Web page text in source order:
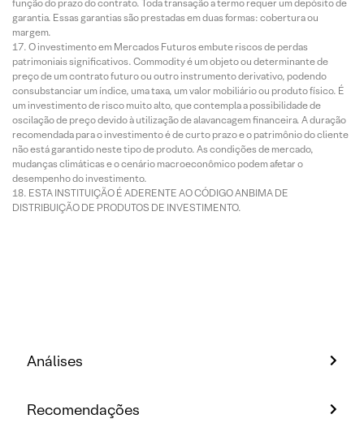
função do prazo do contrato. Toda transação a termo requer um depósito de
garantia. Essas garantias são prestadas em duas formas: cobertura ou
margem.
O investimento em Mercados Futuros embute riscos de perdas
patrimoniais significativos. Commodity é um objeto ou determinante de
preço de um contrato futuro ou outro instrumento derivativo, podendo
consubstanciar um índice, uma taxa, um valor mobiliário ou produto físico. É
um investimento de risco muito alto, que contempla a possibilidade de
oscilação de preço devido à utilização de alavancagem financeira. A duração
recomendada para o investimento é de curto prazo e o patrimônio do cliente
não está garantido neste tipo de produto. As condições de mercado,
mudanças climáticas e o cenário macroeconômico podem afetar o
desempenho do investimento.
ESTA INSTITUIÇÃO É ADERENTE AO CÓDIGO ANBIMA DE
DISTRIBUIÇÃO DE PRODUTOS DE INVESTIMENTO.
Análises
Recomendações